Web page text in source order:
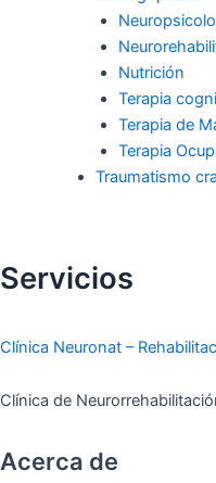
Nutrición
Terapia
Terapia de
Terapia
Traumatismo
Servicios
Clínica Neuronat –
Clínica de
Acerca de